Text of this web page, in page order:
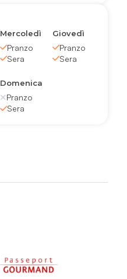
Mercoledì
Pranzo
Sera
Giovedì
Pranzo
Sera
Domenica
Pranzo
Sera